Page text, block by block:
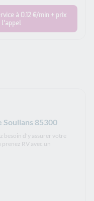
à 0.12 €/min + prix
l’appel
Soullans 85300
besoin d'y assurer votre
RV avec un